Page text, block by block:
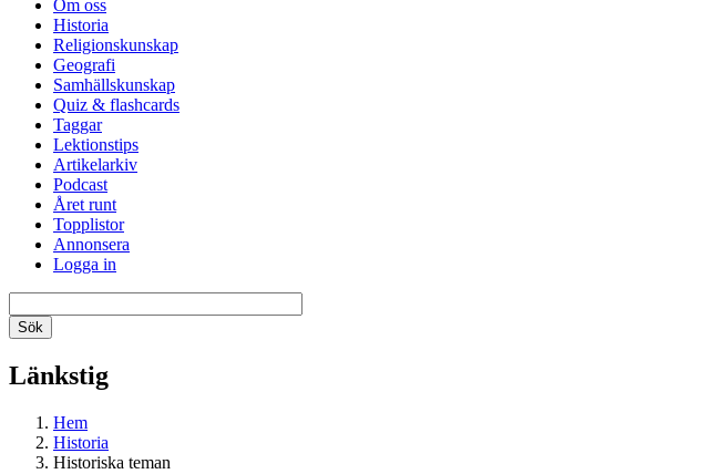
Om oss
Historia
Religionskunskap
Geografi
Samhällskunskap
Quiz & flashcards
Taggar
Lektionstips
Artikelarkiv
Podcast
Året runt
Topplistor
Annonsera
Logga in
Länkstig
Hem
Historia
Historiska teman